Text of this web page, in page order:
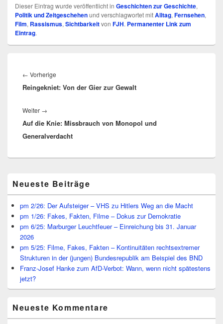
Dieser Eintrag wurde veröffentlicht in Geschichten zur Geschichte,
Politik und Zeitgeschehenund verschlagwortet mitAlltag, Fernsehen,
Film, Rassismus, Sichtbarkeitvon FJH. Permanenter Link zum
Eintrag.
← Vorherige
Beitrag:
Reingekniet: Von der Gier zur Gewalt
Weiter →
Beitrag:
Auf die Knie: Missbrauch von Monopol und
Generalverdacht
Seitenleisten
Widget-
Bereich
Neueste Beiträge
pm 2/26: Der Aufsteiger – VHS zu Hitlers Weg an die Macht
pm 1/26: Fakes, Fakten, Filme – Dokus zur Demokratie
pm 6/25: Marburger Leuchtfeuer – Einreichung bis 31. Januar
2026
pm 5/25: Filme, Fakes, Fakten – Kontinuitäten rechtsextremer
Strukturen in der (jungen) Bundesrepublik am Beispiel des BND
Franz-Josef Hanke zum AfD-Verbot: Wann, wenn nicht spätestens
jetzt?
Neueste Kommentare